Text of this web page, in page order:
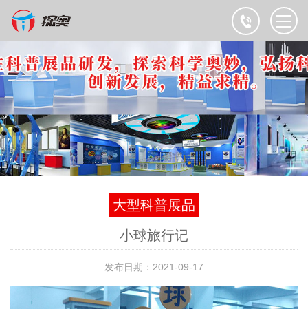
大型科普展品
小球旅行记
发布日期：2021-09-17